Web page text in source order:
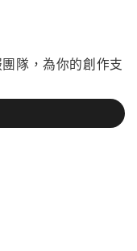
隊，為你的創作支